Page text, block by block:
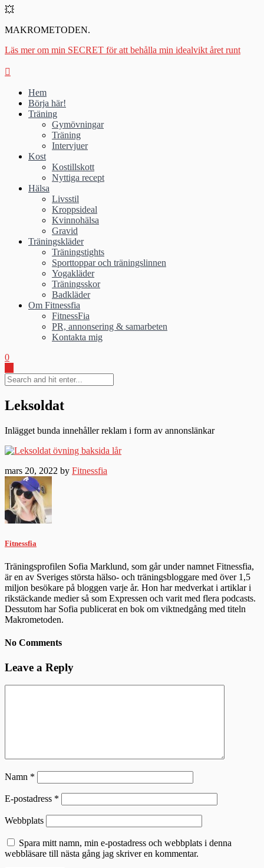
💥
MAKROMETODEN.
Läs mer om min SECRET för att behålla min idealvikt året runt
Hem
Börja här!
Träning
Gymövningar
Träning
Intervjuer
Kost
Kostillskott
Nyttiga recept
Hälsa
Livsstil
Kroppsideal
Kvinnohälsa
Gravid
Träningskläder
Träningstights
Sporttoppar och träningslinnen
Yogakläder
Träningsskor
Badkläder
Om Fitnessfia
FitnessFia
PR, annonsering & samarbeten
Kontakta mig
0
Leksoldat
Inlägget bunda innehåller reklam i form av annonslänkar
mars 20, 2022 by Fitnessfia
Fitnessfia
Träningsprofilen Sofia Marklund, som går under namnet Fitnessfia,
är en av Sveriges största hälso- och träningsbloggare med över 1,5
miljon besökare på bloggen varje år. Hon har medverkat i artiklar i
rikstäckande medier så som Expressen och varit med flera podcasts.
Dessutom har Sofia publicerat en bok om viktnedgång med titeln
Makrometoden.
No Comments
Leave a Reply
Namn *
E-postadress *
Webbplats
Spara mitt namn, min e-postadress och webbplats i denna
webbläsare till nästa gång jag skriver en kommentar.